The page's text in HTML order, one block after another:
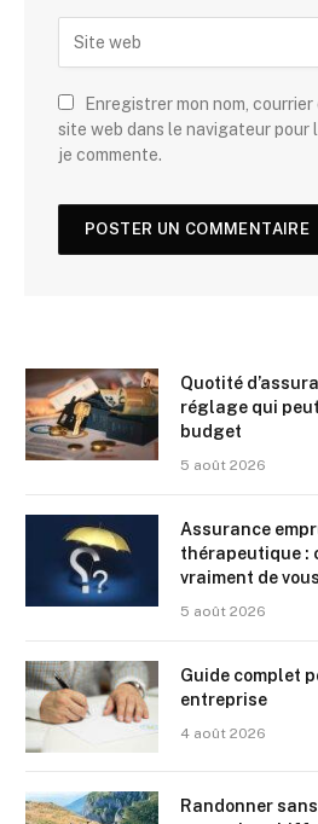
Enregistrer mon nom,
site web dans le navigateur pour
je commente.
Quotité
réglage qui
budget
5 août 2026
Assurance
thérapeutique :
vraiment de vous
5 août 2026
Guide complet
entreprise
4 août 2026
Randonner